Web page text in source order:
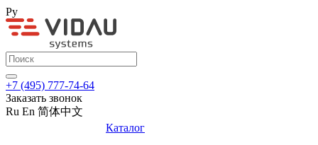
Ру
+7 (495) 777-74-64
Заказать звонок
Ru En 简体中文
Каталог